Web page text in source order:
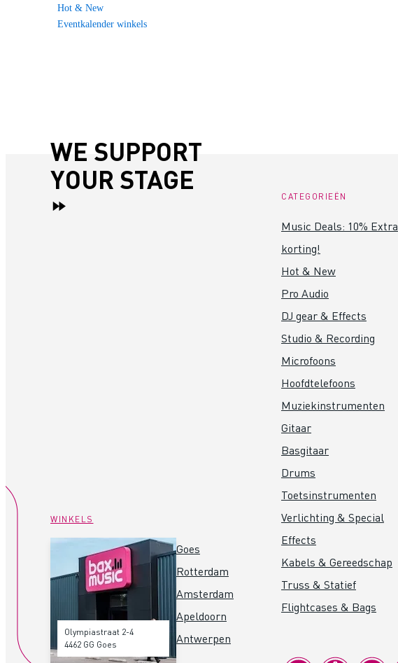
Hot & New
Eventkalender winkels
WE SUPPORT
YOUR STAGE
WINKELS
Olympiastraat 2-4
4462 GG Goes
Goes
Rotterdam
Amsterdam
Apeldoorn
Antwerpen
CATEGORIEËN
Music Deals: 10% Extra
korting!
Hot & New
Pro Audio
DJ gear & Effects
Studio & Recording
Microfoons
Hoofdtelefoons
Muziekinstrumenten
Gitaar
Basgitaar
Drums
Toetsinstrumenten
Verlichting & Special
Effects
Kabels & Gereedschap
Truss & Statief
Flightcases & Bags